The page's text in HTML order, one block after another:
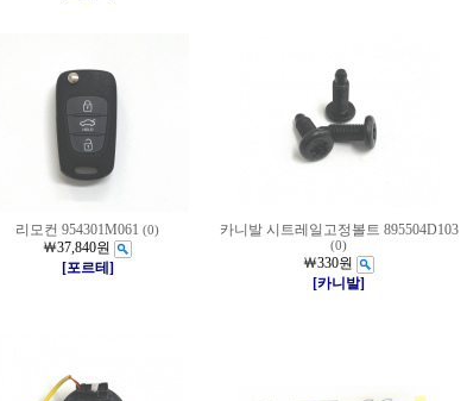
리모컨 954301M061 (0)
￦37,840원
[포르테]
카니발 시트레일고정볼트 895504D103
(0)
￦330원
[카니발]